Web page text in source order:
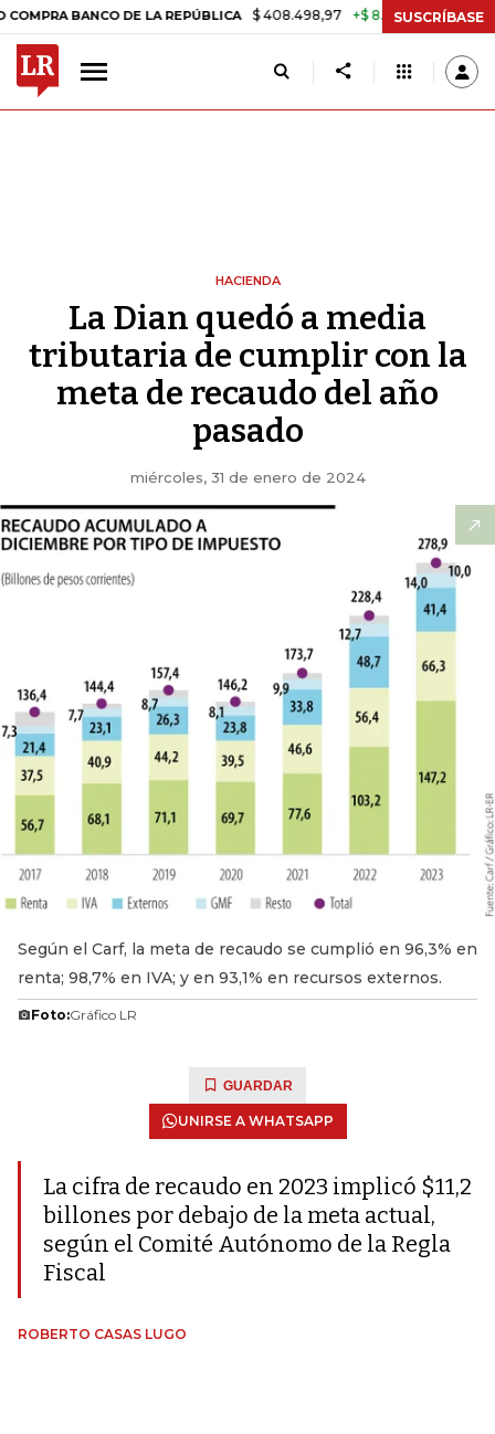
DE LA REPÚBLICA $ 408.498,97 +$ 8.753,81 +2,19% TASA
SUSCRÍBASE
HACIENDA
La Dian quedó a media
tributaria de cumplir con la
meta de recaudo del año
pasado
miércoles, 31 de enero de 2024
Según el Carf, la meta de recaudo se cumplió en 96,3% en
renta; 98,7% en IVA; y en 93,1% en recursos externos.
Foto:Gráfico LR
GUARDAR
UNIRSE A WHATSAPP
La cifra de recaudo en 2023 implicó $11,2
billones por debajo de la meta actual,
según el Comité Autónomo de la Regla
Fiscal
ROBERTO CASAS LUGO